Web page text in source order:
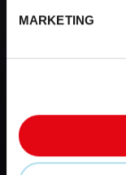
MARKETING